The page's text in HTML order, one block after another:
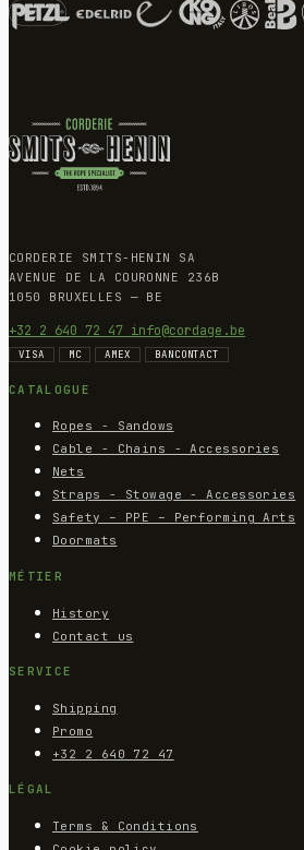
CORDERIE SMITS-HENIN SA
AVENUE DE LA COURONNE 236B
1050 BRUXELLES — BE
+32 2 640 72 47 info@cordage.be
VISA MC AMEX BANCONTACT
CATALOGUE
Ropes - Sandows
Cable - Chains - Accessories
Nets
Straps - Stowage - Accessories
Safety – PPE – Performing Arts
Doormats
MÉTIER
History
Contact us
SERVICE
Shipping
Promo
+32 2 640 72 47
LÉGAL
Terms & Conditions